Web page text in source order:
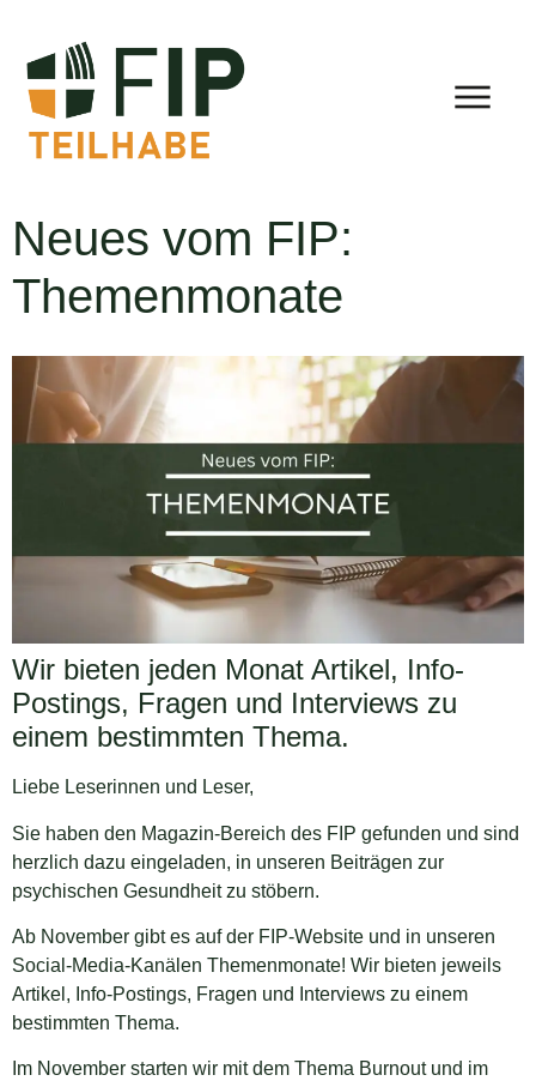
Neues vom FIP:
Themenmonate
Wir bieten jeden Monat Artikel, Info-
Postings, Fragen und Interviews zu
einem bestimmten Thema.
Liebe Leserinnen und Leser,
Sie haben den Magazin-Bereich des FIP gefunden und sind
herzlich dazu eingeladen, in unseren Beiträgen zur
psychischen Gesundheit zu stöbern.
Ab November gibt es auf der FIP-Website und in unseren
Social-Media-Kanälen Themenmonate! Wir bieten jeweils
Artikel, Info-Postings, Fragen und Interviews zu einem
bestimmten Thema.
Im November starten wir mit dem Thema Burnout und im